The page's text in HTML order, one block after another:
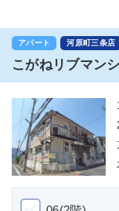
アパート 河原町三条店
こがねリブマン